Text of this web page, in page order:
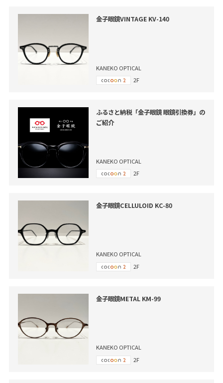
金子眼鏡VINTAGE KV-140
KANEKO OPTICAL
2F
ふるさと納税「金子眼鏡 眼鏡引換券」の
ご紹介
KANEKO OPTICAL
2F
金子眼鏡CELLULOID KC-80
KANEKO OPTICAL
2F
金子眼鏡METAL KM-99
KANEKO OPTICAL
2F